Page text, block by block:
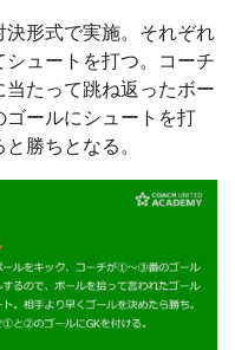
決形式で実施。それぞれ
ュートを打つ。コーチ
たって跳ね返ったボー
ゴールにシュートを打
勝ちとなる。